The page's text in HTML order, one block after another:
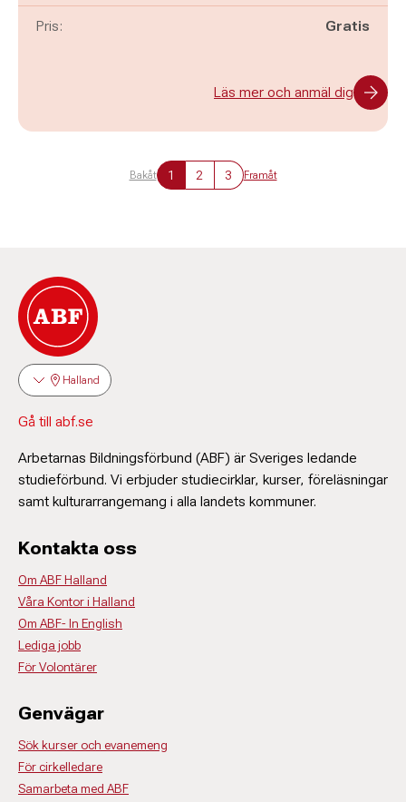
Pris: Gratis
Läs mer och anmäl dig
Bakåt 1 2 3 Framåt
Halland
Gå till abf.se
Arbetarnas Bildningsförbund (ABF) är Sveriges ledande
studieförbund. Vi erbjuder studiecirklar, kurser, föreläsningar
samt kulturarrangemang i alla landets kommuner.
Kontakta oss
Om ABF Halland
Våra Kontor i Halland
Om ABF- In English
Lediga jobb
För Volontärer
Genvägar
Sök kurser och evanemeng
För cirkelledare
Samarbeta med ABF